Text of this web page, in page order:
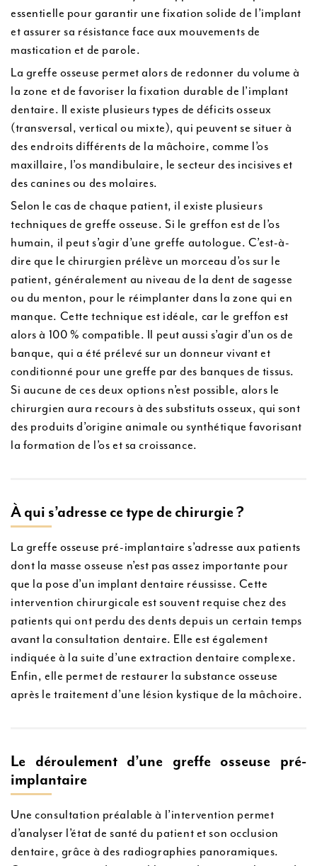
essentielle pour garantir une fixation solide de l’implant
et assurer sa résistance face aux mouvements de
mastication et de parole.
La greffe osseuse permet alors de redonner du volume à
la zone et de favoriser la fixation durable de l’implant
dentaire. Il existe plusieurs types de déficits osseux
(transversal, vertical ou mixte), qui peuvent se situer à
des endroits différents de la mâchoire, comme l’os
maxillaire, l’os mandibulaire, le secteur des incisives et
des canines ou des molaires.
Selon le cas de chaque patient, il existe plusieurs
techniques de greffe osseuse. Si le greffon est de l’os
humain, il peut s’agir d’une greffe autologue. C’est-à-
dire que le chirurgien prélève un morceau d’os sur le
patient, généralement au niveau de la dent de sagesse
ou du menton, pour le réimplanter dans la zone qui en
manque. Cette technique est idéale, car le greffon est
alors à 100 % compatible. Il peut aussi s’agir d’un os de
banque, qui a été prélevé sur un donneur vivant et
conditionné pour une greffe par des banques de tissus.
Si aucune de ces deux options n’est possible, alors le
chirurgien aura recours à des substituts osseux, qui sont
des produits d’origine animale ou synthétique favorisant
la formation de l’os et sa croissance.
À qui s’adresse ce type de chirurgie ?
La greffe osseuse pré-implantaire s’adresse aux patients
dont la masse osseuse n’est pas assez importante pour
que la pose d’un implant dentaire réussisse. Cette
intervention chirurgicale est souvent requise chez des
patients qui ont perdu des dents depuis un certain temps
avant la consultation dentaire. Elle est également
indiquée à la suite d’une extraction dentaire complexe.
Enfin, elle permet de restaurer la substance osseuse
après le traitement d’une lésion kystique de la mâchoire.
Le déroulement d’une greffe osseuse pré-
implantaire
Une consultation préalable à l’intervention permet
d’analyser l’état de santé du patient et son occlusion
dentaire, grâce à des radiographies panoramiques.